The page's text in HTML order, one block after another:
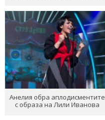
Анелия обра аплодисментите
с образа на Лили Иванова